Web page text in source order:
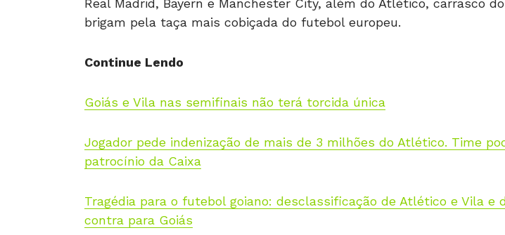
brigam pela taça mais cobiçada do futebol europeu.
Continue Lendo
Goiás e Vila nas semifinais não terá torcida única
Jogador pede indenização de mais de 3 milhões do Atlético. Time
patrocínio da Caixa
Tragédia para o futebol goiano: desclassificação de Atlético e Vila e
contra para Goiás